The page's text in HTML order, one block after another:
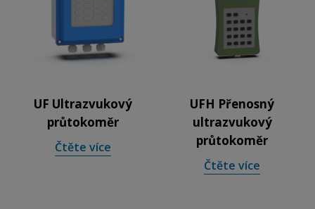
UF Ultrazvukový
průtokoměr
Čtěte více
UFH Přenosný
ultrazvukový
průtokoměr
Čtěte více